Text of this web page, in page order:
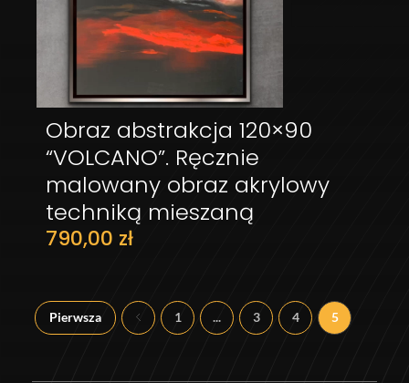
Obraz abstrakcja 120×90
“VOLCANO”. Ręcznie
malowany obraz akrylowy
techniką mieszaną
790,00 zł
DODAJ DO KOSZYKA
Pierwsza 1 ... 3 4 5